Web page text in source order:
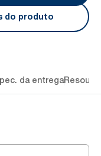
do produto
da entrega